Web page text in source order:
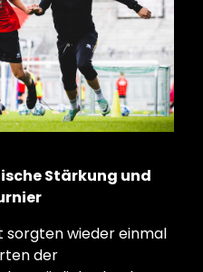
Stärkung und
sorgten wieder einmal
der